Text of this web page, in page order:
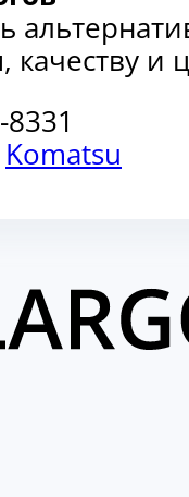
качеству
Komatsu